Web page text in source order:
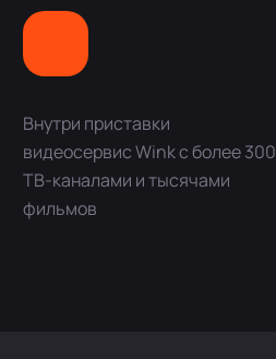
Внутри приставки
видеосервис Wink с более 300
ТВ-каналами и тысячами
фильмов